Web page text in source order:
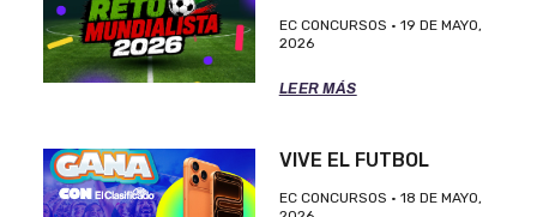
EC CONCURSOS
19 DE MAYO,
2026
LEER MÁS
VIVE EL FUTBOL
EC CONCURSOS
18 DE MAYO,